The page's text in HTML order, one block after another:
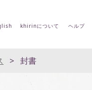
khirinについて ヘルプ
封書